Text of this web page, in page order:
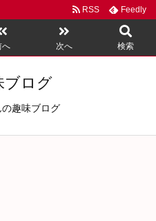
へ 次へ 検索
RSS Feedly
ブログ
趣味ブログ